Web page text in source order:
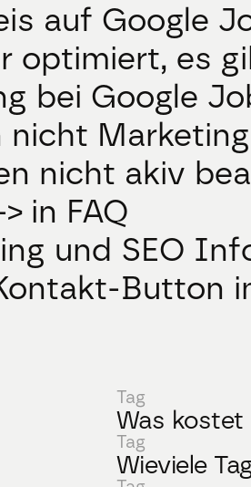
auf Google
optimiert, es
bei Google
nicht
nicht akiv
in FAQ
und SEO
Button
Tag
Was kostet
Tag
Wieviele